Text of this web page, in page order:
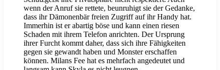
wenn der Anruf sie rettete, beunruhigt sie der Gedanke,
dass ihr Dämonenbär freien Zugriff auf ihr Handy hat.
Immerhin ist er abartig böse und kann einen riesen
Schaden mit ihrem Telefon anrichten. Der Ursprung
ihrer Furcht kommt daher, dass sich ihre Fähigkeiten
gegen sie gewandt haben und Monster erschaffen
können. Milans Fee hat es mehrfach angedeutet und